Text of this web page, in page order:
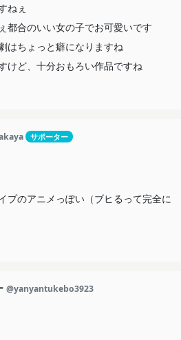
ねぇ
都合のいい女の子でお可愛いです
はちょっと癖になりますね
けど、十分おもろい作品ですね
サポーター
プのアニメっぽい（ブヒるって完全に
@yanyantukebo3923